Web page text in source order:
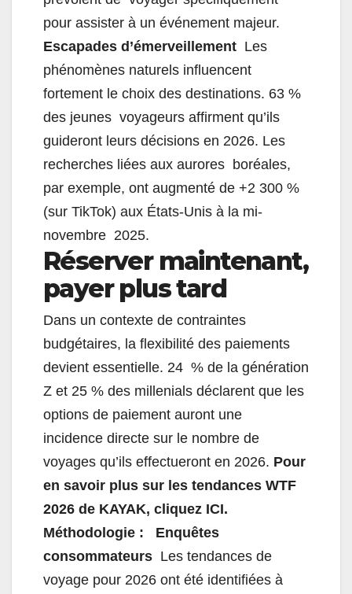
pour assister à un événement majeur.
Escapades d’émerveillement Les
phénomènes naturels influencent
fortement le choix des destinations. 63 %
des jeunes voyageurs affirment qu’ils
guideront leurs décisions en 2026. Les
recherches liées aux aurores boréales,
par exemple, ont augmenté de +2 300 %
(sur TikTok) aux États-Unis à la mi-
novembre 2025.
Réserver maintenant,
payer plus tard
Dans un contexte de contraintes
budgétaires, la flexibilité des paiements
devient essentielle. 24 % de la génération
Z et 25 % des millenials déclarent que les
options de paiement auront une
incidence directe sur le nombre de
voyages qu’ils effectueront en 2026. Pour
en savoir plus sur les tendances WTF
2026 de KAYAK, cliquez ICI.
Méthodologie :
Enquêtes
consommateurs Les tendances de
voyage pour 2026 ont été identifiées à